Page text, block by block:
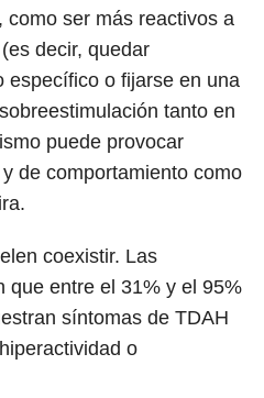
como ser más reactivos a
decir, quedar
específico o fijarse en una
tanto en
puede provocar
de comportamiento como
coexistir. Las
que entre el 31% y el 95%
síntomas de TDAH
o